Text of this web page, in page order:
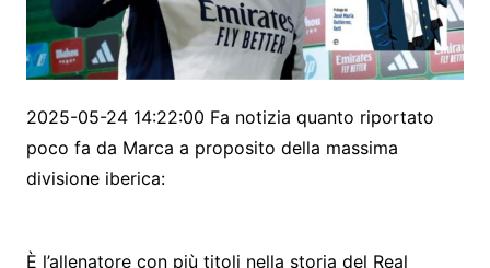
2025-05-24 14:22:00 Fa notizia quanto riportato
poco fa da Marca a proposito della massima
divisione iberica:
È l’allenatore con più titoli nella storia del Real